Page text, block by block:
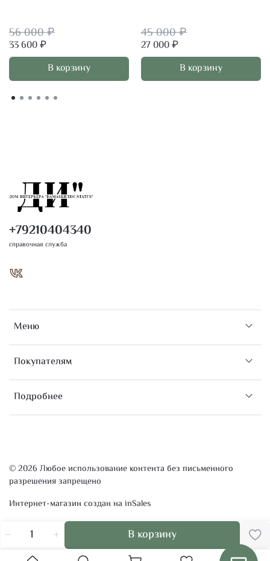
В корзину
56 000 ₽
33 600 ₽
В корзину
45 000 ₽
27 000 ₽
В корзину
Меню
Покупателям
Подробнее
+79210404340
справочная служба
© 2026 Любое использование контента без письменного
разрешения запрещено
Интернет-магазин создан на inSales